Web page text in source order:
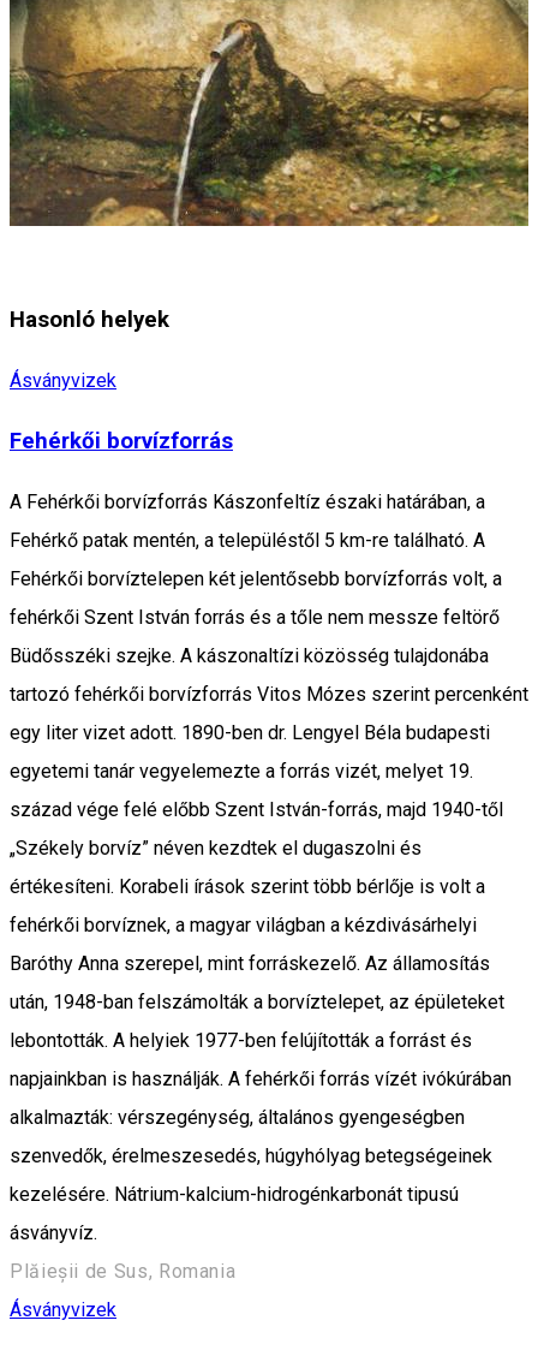
Hasonló helyek
Ásványvizek
Fehérkői borvízforrás
A Fehérkői borvízforrás Kászonfeltíz északi határában, a
Fehérkő patak mentén, a településtől 5 km-re található. A
Fehérkői borvíztelepen két jelentősebb borvízforrás volt, a
fehérkői Szent István forrás és a tőle nem messze feltörő
Büdősszéki szejke. A kászonaltízi közösség tulajdonába
tartozó fehérkői borvízforrás Vitos Mózes szerint percenként
egy liter vizet adott. 1890-ben dr. Lengyel Béla budapesti
egyetemi tanár vegyelemezte a forrás vizét, melyet 19.
század vége felé előbb Szent István-forrás, majd 1940-től
„Székely borvíz” néven kezdtek el dugaszolni és
értékesíteni. Korabeli írások szerint több bérlője is volt a
fehérkői borvíznek, a magyar világban a kézdivásárhelyi
Baróthy Anna szerepel, mint forráskezelő. Az államosítás
után, 1948-ban felszámolták a borvíztelepet, az épületeket
lebontották. A helyiek 1977-ben felújították a forrást és
napjainkban is használják. A fehérkői forrás vízét ivókúrában
alkalmazták: vérszegénység, általános gyengeségben
szenvedők, érelmeszesedés, húgyhólyag betegségeinek
kezelésére. Nátrium-kalcium-hidrogénkarbonát tipusú
ásványvíz.
Plăieșii de Sus, Romania
Ásványvizek